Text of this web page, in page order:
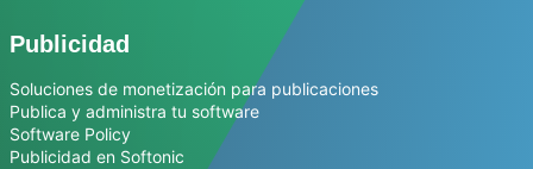
Publicidad
Soluciones de monetización para publicaciones
Publica y administra tu software
Software Policy
Publicidad en Softonic